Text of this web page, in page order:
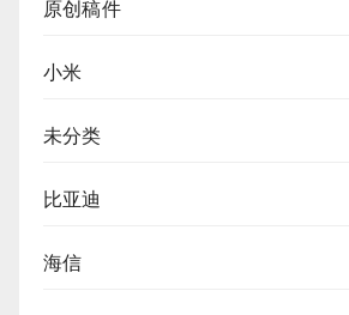
原创稿件
小米
未分类
比亚迪
海信